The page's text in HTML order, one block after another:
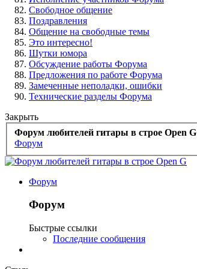
Свободное общение
Поздравления
Общение на свободные темы
Это интересно!
Шутки юмора
Обсуждение работы Форума
Предложения по работе Форума
Замеченные неполадки, ошибки
Технические разделы Форума
Закрыть
Форум любителей гитары в строе Open G
Форум
Форум
Форум
Быстрые ссылки
Последние сообщения